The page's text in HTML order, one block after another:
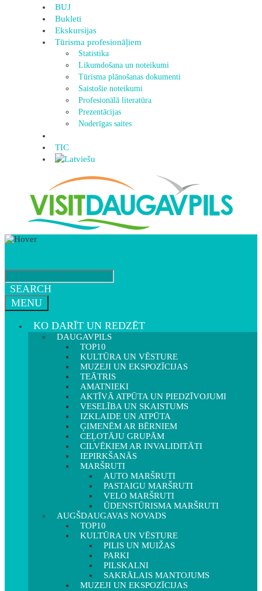
BUJ
Bukleti
Ekskursijas
Tūrisma profesionāļiem
Statistika
Likumdošana un noteikumi
Tūrisma plānošanas dokumenti
Saistošie noteikumi
Profesionālā literatūra
Prezentācijas
Noderīgas saites
TIC
SEARCH
MENU
KO DARĪT UN REDZĒT
DAUGAVPILS
TOP10
KULTŪRA UN VĒSTURE
MUZEJI UN EKSPOZĪCIJAS
TEĀTRIS
AMATNIEKI
AKTĪVĀ ATPŪTA UN PIEDZĪVOJUMI
VESELĪBA UN SKAISTUMS
IZKLAIDE UN ATPŪTA
ĢIMENĒM AR BĒRNIEM
CEĻOTĀJU GRUPĀM
CILVĒKIEM AR INVALIDITĀTI
IEPIRKŠANĀS
MARŠRUTI
AUTO MARŠRUTI
PASTAIGU MARŠRUTI
VELO MARŠRUTI
ŪDENSTŪRISMA MARŠRUTI
AUGŠDAUGAVAS NOVADS
TOP10
KULTŪRA UN VĒSTURE
PILIS UN MUIŽAS
PARKI
PILSKALNI
SAKRĀLAIS MANTOJUMS
MUZEJI UN EKSPOZĪCIJAS